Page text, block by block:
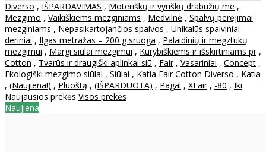
Diverso , IŠPARDAVIMAS , Moteriškų ir vyriškų drabužių me ,
Mezgimo , Vaikiškiems mezginiams , Medvilnė , Spalvų perėjimai
mezginiams , Nepasikartojančios spalvos , Unikalūs spalviniai
deriniai , Ilgas metražas – 200 g sruoga , Palaidinių ir megztukų
mezgimui , Margi siūlai mezgimui , Kūrybiškiems ir išskirtiniams pr,
Cotton , Tvarūs ir draugiški aplinkai siū , Fair, Vasariniai , Concept ,
Ekologiški mezgimo siūlai , Siūlai , Katia Fair Cotton Diverso , Katia
, (Naujiena!) , Pluoštą , (IŠPARDUOTA) , Pagal , XFair, -80 , Iki
Naujausios prekės Visos prekės
Naujiena